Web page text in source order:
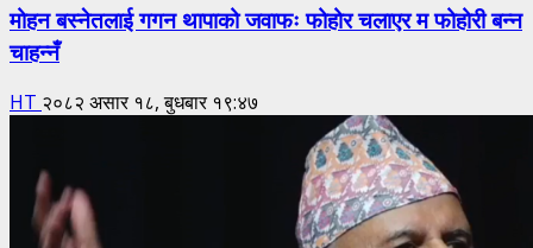
मोहन बस्नेतलाई गगन थापाको जवाफः फोहोर चलाएर म फोहोरी बन्न
चाहन्नँ
HT २०८२ असार १८, बुधबार १९:४७